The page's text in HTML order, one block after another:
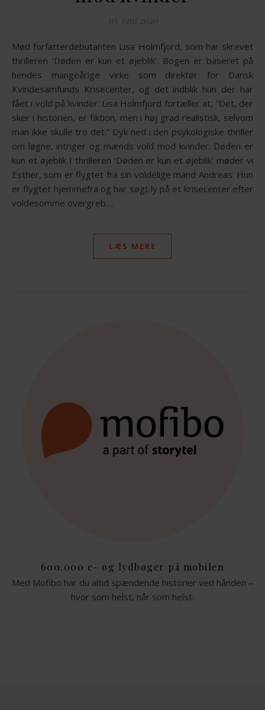
30. juni 2020
Mød forfatterdebutanten Lisa Holmfjord, som har skrevet
thrilleren ‘Døden er kun et øjeblik’. Bogen er baseret på
hendes mangeårige virke som direktør for Dansk
Kvindesamfunds Krisecenter, og det indblik hun der har
fået i vold på kvinder. Lisa Holmfjord fortæller at, “Det, der
sker i historien, er fiktion, men i høj grad realistisk, selvom
man ikke skulle tro det.” Dyk ned i den psykologiske thriller
om løgne, intriger og mænds vold mod kvinder. Døden er
kun et øjeblik I thrilleren ‘Døden er kun et øjeblik’ møder vi
Esther, som er flygtet fra sin voldelige mand Andreas. Hun
er flygtet hjemmefra og har søgt ly på et krisecenter efter
voldesomme overgreb.…
LÆS MERE
600.000 e- og lydbøger på mobilen
Med Mofibo har du altid spændende historier ved hånden –
hvor som helst, når som helst.